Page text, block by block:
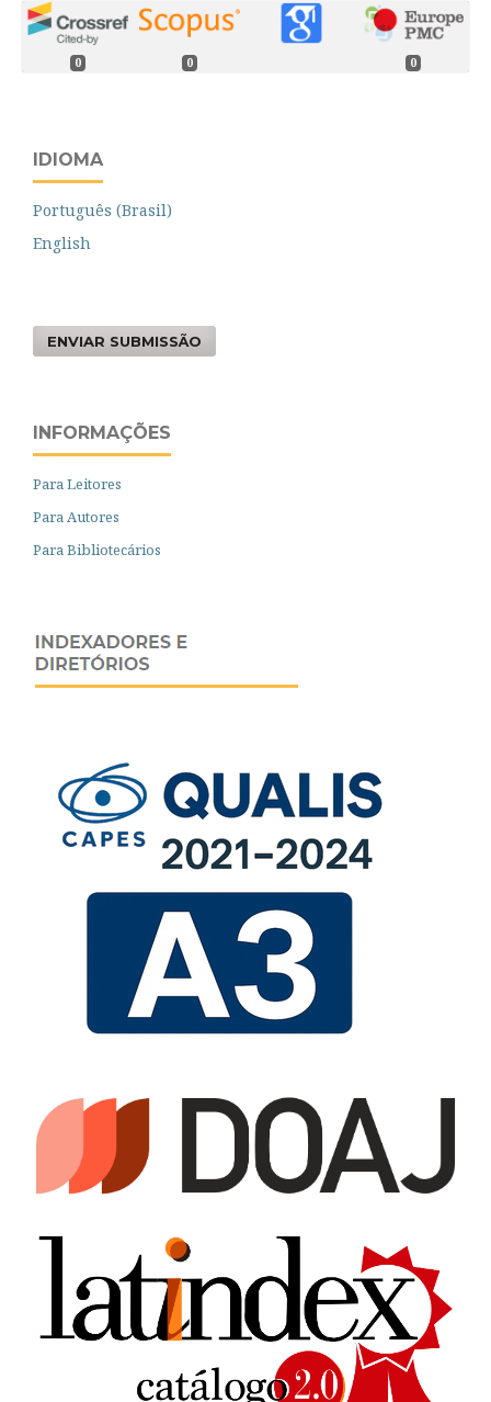
0 0 0
IDIOMA
Português (Brasil)
English
ENVIAR SUBMISSÃO
INFORMAÇÕES
Para Leitores
Para Autores
Para Bibliotecários